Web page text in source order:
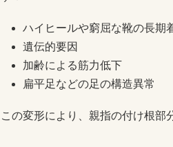
ハイヒールや窮屈な靴の長期
遺伝的要因
加齢による筋力低下
扁平足などの足の構造異常
この変形により、親指の付け根部